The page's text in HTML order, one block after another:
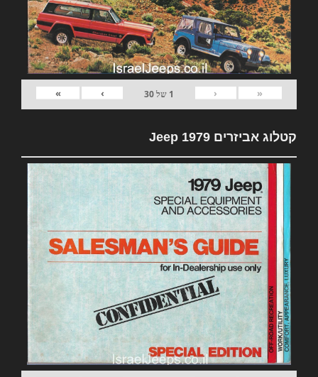
«
‹
1 של30
›
»
קטלוג אביזרים 1979 Jeep